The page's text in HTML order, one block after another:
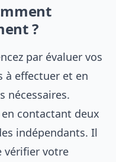
?
par évaluer vos
à effectuer et en
nécessaires.
contactant deux
indépendants. Il
vérifier votre